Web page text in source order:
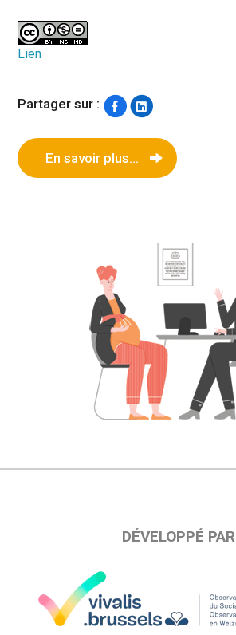
Lien
Partager sur :
En savoir plus...
DÉVELOPPÉ PAR